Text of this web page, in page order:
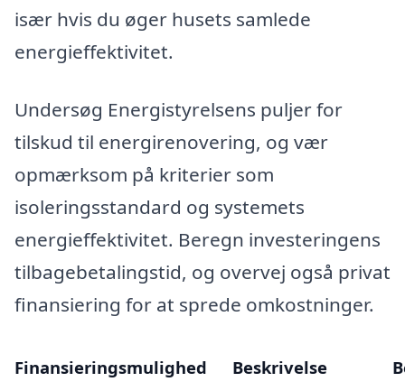
især hvis du øger husets samlede
energieffektivitet.
Undersøg Energistyrelsens puljer for
tilskud til energirenovering, og vær
opmærksom på kriterier som
isoleringsstandard og systemets
energieffektivitet. Beregn investeringens
tilbagebetalingstid, og overvej også privat
finansiering for at sprede omkostninger.
Finansieringsmulighed Beskrivelse